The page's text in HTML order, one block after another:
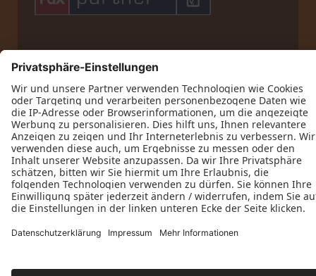
Datenschutz Impressum
Kontakt
Bohnen Bauelemente GmbH © 2026